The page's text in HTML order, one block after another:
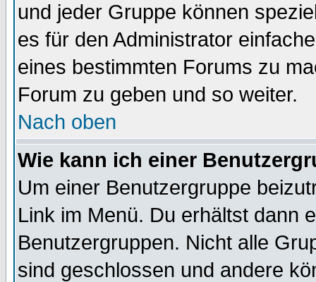
und jeder Gruppe können
es für den Administrator
eines bestimmten Forums zu
Forum zu geben und so weiter.
Nach oben
Wie kann ich einer
Um einer Benutzergruppe
Link im Menü. Du erhältst dann
Benutzergruppen. Nicht alle
sind geschlossen und andere